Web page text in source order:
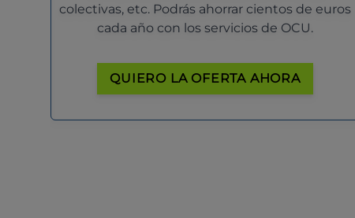
colectivas, etc. Podrás ahorrar cientos de euros
cada año con los servicios de OCU.
QUIERO LA OFERTA AHORA